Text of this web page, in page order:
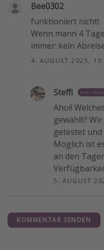
Bee0302
funktioniert nicht!
Wenn mann 4
immer: kein
4. AUGUST 2025,
Steffi
Ahoi!
gewählt?
getestet
Möglich ist
an den
5. AUGUST
KOMMENTAR SENDEN